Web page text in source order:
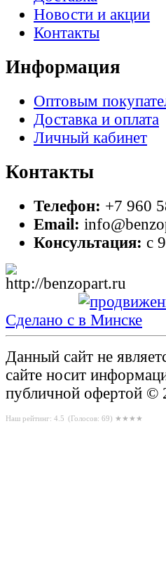
Новости и акции
Контакты
Информация
Оптовым
Доставка и оплата
Личный кабинет
Контакты
Телефон: +7 960
Email:
Консультация: с
Сделано с
Данный сайт не
сайте носит
публичной офертой ©
Наш рейтинг: 4.5 (Голосов: 69) ★★★★